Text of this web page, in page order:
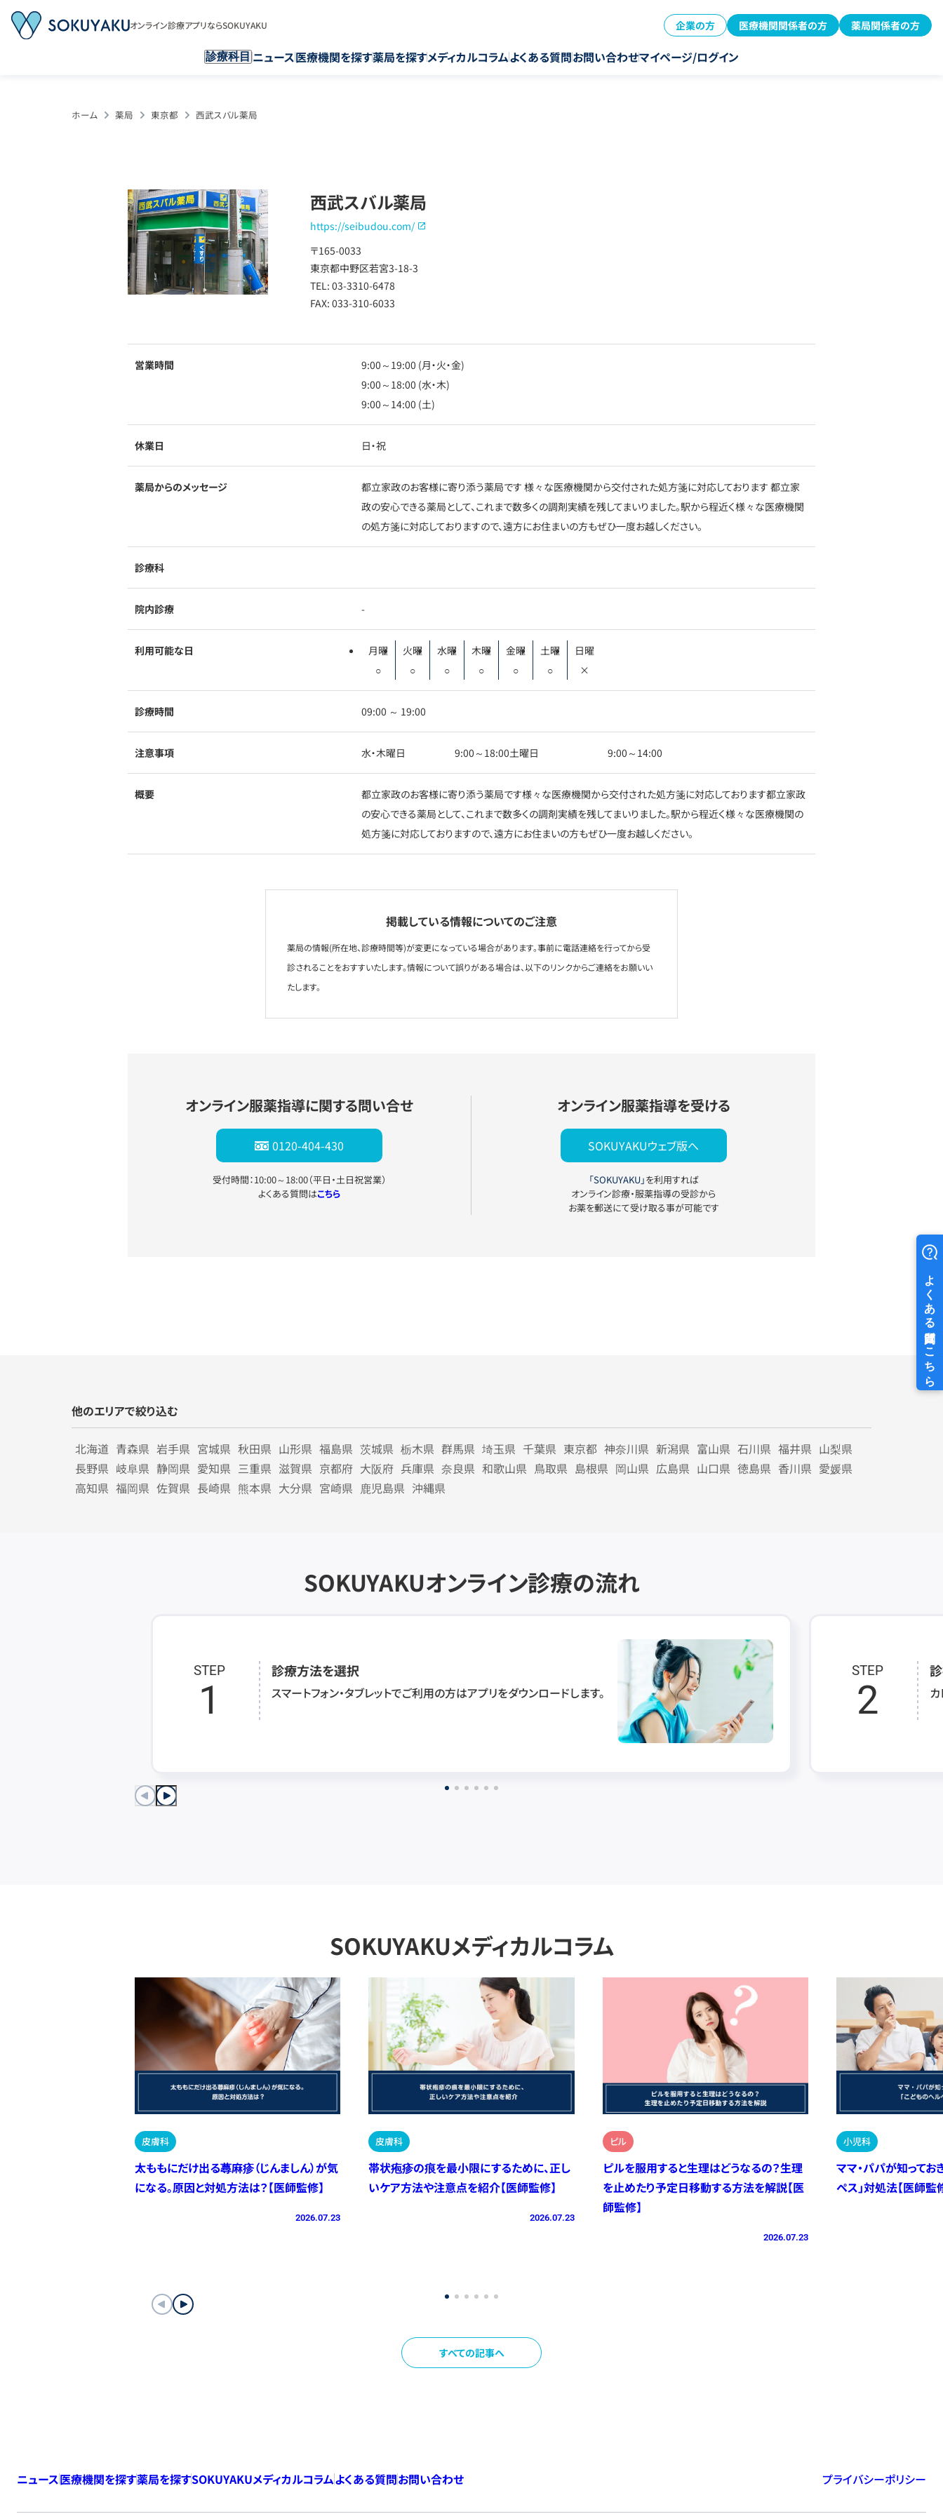
オンライン診療アプリならSOKUYAKU 企業の方 医療機関関係者の方 薬局関係者の方
診療科目 ニュース医療機関を探す薬局を探すメディカルコラムよくある質問お問い合わせマイページ/ログイン
ホーム 薬局 東京都 西武スバル薬局
西武スバル薬局
https://seibudou.com/
〒165-0033
東京都中野区若宮3-18-3
TEL: 03-3310-6478
FAX: 033-310-6033
営業時間
9:00～19:00 (月・火・金)
9:00～18:00 (水・木)
9:00～14:00 (土)
休業日 日・祝
薬局からのメッセージ
都立家政のお客様に寄り添う薬局です 様々な医療機関から交付された処方箋に対応しております 都立家
政の安心できる薬局として、これまで数多くの調剤実績を残してまいりました。駅から程近く様々な医療機関
の処方箋に対応しておりますので、遠方にお住まいの方もぜひ一度お越しください。
診療科
院内診療 -
利用可能な日
月曜
○
火曜
○
水曜
○
木曜
○
金曜
○
土曜
○
日曜
×
診療時間 09:00 ～ 19:00
注意事項 水・木曜日 9:00～18:00土曜日 9:00～14:00
概要
都立家政のお客様に寄り添う薬局です様々な医療機関から交付された処方箋に対応しております都立家政
の安心できる薬局として、これまで数多くの調剤実績を残してまいりました。駅から程近く様々な医療機関の
処方箋に対応しておりますので、遠方にお住まいの方もぜひ一度お越しください。
掲載している情報についてのご注意
薬局の情報(所在地、診療時間等)が変更になっている場合があります。事前に電話連絡を行ってから受
診されることをおすすいたします。情報について誤りがある場合は、以下のリンクからご連絡をお願いい
たします。
オンライン服薬指導に関する問い合せ
0120-404-430
受付時間：10:00～18:00（平日・土日祝営業）
よくある質問はこちら
オンライン服薬指導を受ける
SOKUYAKUウェブ版へ
「SOKUYAKU」を利用すれば
オンライン診療・服薬指導の受診から
お薬を郵送にて受け取る事が可能です
他のエリアで絞り込む
北海道 青森県 岩手県 宮城県 秋田県 山形県 福島県 茨城県 栃木県 群馬県 埼玉県 千葉県 東京都 神奈川県 新潟県 富山県 石川県 福井県 山梨県
長野県 岐阜県 静岡県 愛知県 三重県 滋賀県 京都府 大阪府 兵庫県 奈良県 和歌山県 鳥取県 島根県 岡山県 広島県 山口県 徳島県 香川県 愛媛県
高知県 福岡県 佐賀県 長崎県 熊本県 大分県 宮崎県 鹿児島県 沖縄県
SOKUYAKUオンライン診療の流れ
STEP
1
診療方法を選択
スマートフォン・タブレットでご利用の方はアプリをダウンロードします。
STEP
2
SOKUYAKUメディカルコラム
皮膚科
太ももにだけ出る蕁麻疹（じんましん）が気
になる。原因と対処方法は？【医師監修】
2026.07.23
皮膚科
帯状疱疹の痕を最小限にするために、正し
いケア方法や注意点を紹介【医師監修】
2026.07.23
ピル
ピルを服用すると生理はどうなるの？生理
を止めたり予定日移動する方法を解説【医
師監修】
2026.07.23
小児科
ママ・パパが知ってお
ペス」対処法【医師監
すべての記事へ
ニュース医療機関を探す薬局を探すSOKUYAKUメディカルコラムよくある質問お問い合わせ プライバシーポリシー